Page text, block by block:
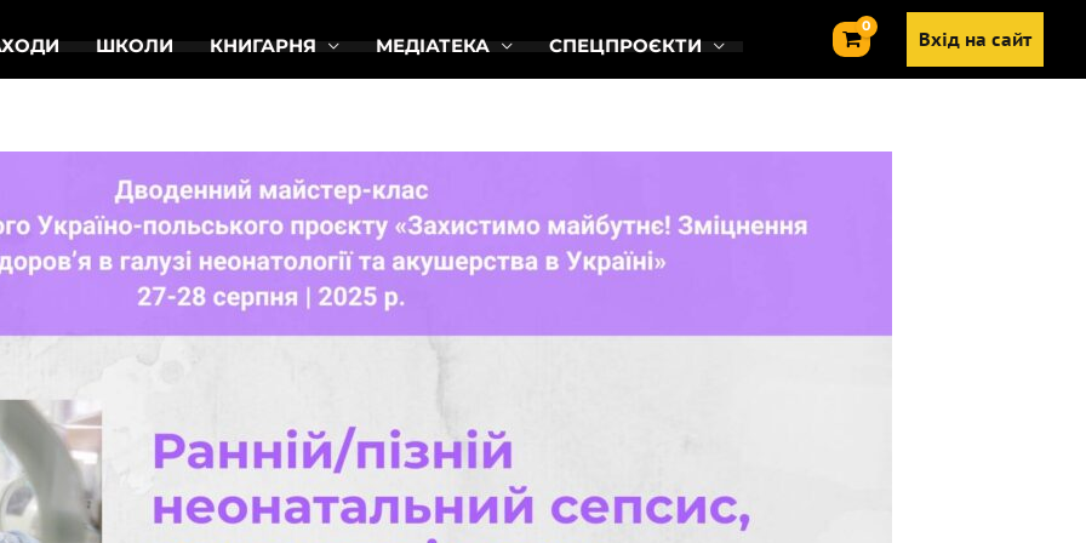
ШКОЛИ КНИГАРНЯ МЕДІАТЕКА СПЕЦПРОЄКТИ Вхід на сайт